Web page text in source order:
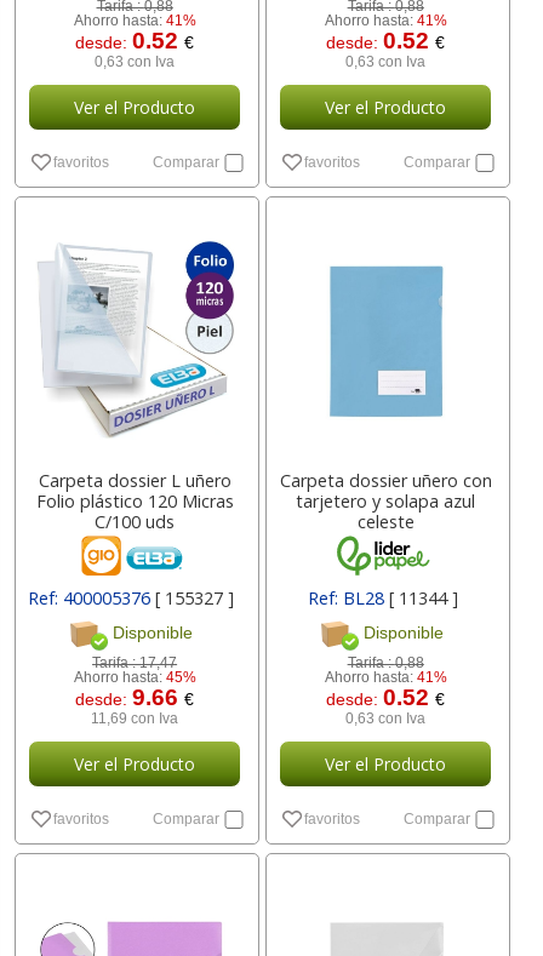
Tarifa :0,88
Ahorro hasta: 41%
desde:0.52€
0,63 con Iva
Ver el Producto
favoritos Comparar
Tarifa :0,88
Ahorro hasta: 41%
desde:0.52€
0,63 con Iva
Ver el Producto
favoritos Comparar
Carpeta dossier L uñero
Folio plástico 120 Micras
C/100 uds
Ref: 400005376[ 155327 ]
Disponible
Tarifa :17,47
Ahorro hasta: 45%
desde:9.66€
11,69 con Iva
Ver el Producto
favoritos Comparar
Carpeta dossier uñero con
tarjetero y solapa azul
celeste
Ref: BL28 [ 11344 ]
Disponible
Tarifa :0,88
Ahorro hasta: 41%
desde:0.52€
0,63 con Iva
Ver el Producto
favoritos Comparar